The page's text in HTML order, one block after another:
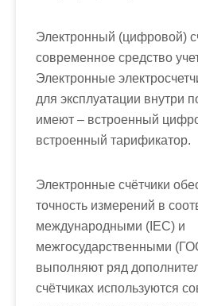
Электронный (цифровой)
современное средство
Электронные
для эксплуатации внутри
имеют – встроенный
встроенный тарификатор.
Электронные счётчики
точность измерений в
международными (IEC) и
межгосударственными
выполняют ряд
счётчиках используются